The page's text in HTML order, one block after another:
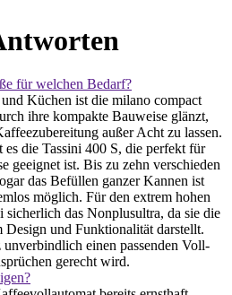
für welchen Bedarf?
Küchen ist die milano compact
ihre kompakte Bauweise glänzt,
außer Acht zu lassen.
die Tassini 400 S, die perfekt für
geeignet ist. Bis zu zehn verschieden
das Befüllen ganzer Kannen ist
möglich. Für den extrem hohen
das Nonplusultra, da sie die
Design und Funktionalität darstellt.
einen passenden Voll-
gerecht wird.